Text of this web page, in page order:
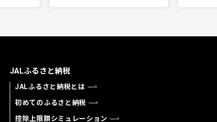
JALふるさと納税
JALふるさと納税とは
初めてのふるさと納税
控除上限額シミュレーション